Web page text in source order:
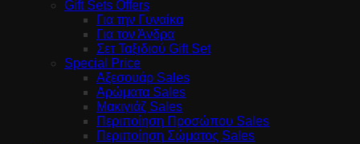
Gift Sets Offers
Για την Γυναίκα
Για τον Άνδρα
Σετ Ταξιδιού Gift Set
Special Price
Αξεσουάρ Sales
Αρώματα Sales
Μακιγιάζ Sales
Περιποίηση Προσώπου Sales
Περιποίηση Σώματος Sales